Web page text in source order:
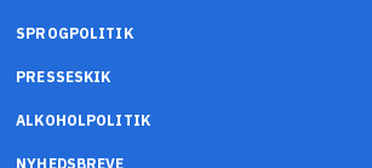
SPROGPOLITIK
PRESSESKIK
ALKOHOLPOLITIK
NYHEDSBREVE